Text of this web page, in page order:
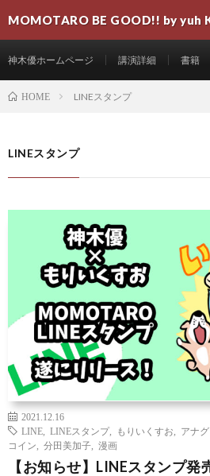
MOMOTARO BE GOOD!! by yuh
神木優ホームページ 講演詳細 書籍
HOME LINEスタンプ
LINEスタンプ
2021.12.16
LINE
LINEスタンプ, もりいくすお アナ
コイン
分田美加子 漫画
【お知らせ】LINEスタンプ発